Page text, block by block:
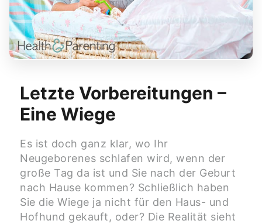
Letzte Vorbereitungen –
Eine Wiege
Es ist doch ganz klar, wo Ihr
Neugeborenes schlafen wird, wenn der
große Tag da ist und Sie nach der Geburt
nach Hause kommen? Schließlich haben
Sie die Wiege ja nicht für den Haus- und
Hofhund gekauft, oder? Die Realität sieht